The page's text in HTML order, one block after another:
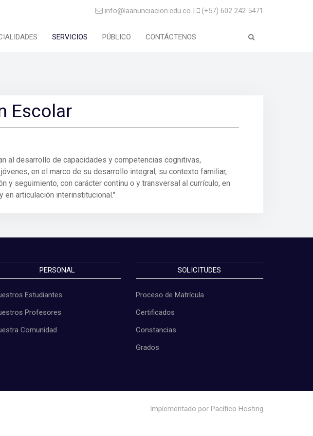
info@laanunciacion.edu.co | (+57) 602 242 5471
SERVICIOS PÚBLICO CONTÁCTENOS
Escolar
al desarrollo de capacidades y competencias cognitivas,
en el marco de su desarrollo integral, su contexto familiar,
y seguimiento, con carácter continu o y transversal al currículo, en
articulación interinstitucional."
PERSONAL
Estudiantes
Profesores
Comunidad
SOLICITUDES
Proceso de Matrícula
Certificados
Constancias
Grados
Implementado por Pacífico Hosting